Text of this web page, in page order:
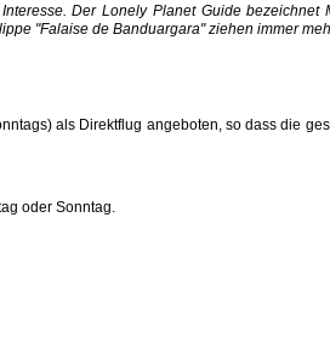
Der Lonely Planet Guide bezeichnet
"Falaise de Banduargara" ziehen immer
als Direktflug angeboten, so dass die
oder Sonntag.